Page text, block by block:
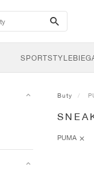
search-
btn
SPORTSTYLE
Buty
PUMA